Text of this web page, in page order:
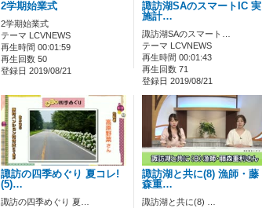
2学期始業式
2学期始業式
テーマ LCVNEWS
再生時間 00:01:59
再生回数 50
登録日 2019/08/21
諏訪湖SAのスマートIC 実
施計…
諏訪湖SAのスマート…
テーマ LCVNEWS
再生時間 00:01:43
再生回数 71
登録日 2019/08/21
諏訪の四季めぐり 夏コレ!
(5)…
諏訪の四季めぐり 夏…
諏訪湖と共に(8) 漁師・藤
森重…
諏訪湖と共に(8) …